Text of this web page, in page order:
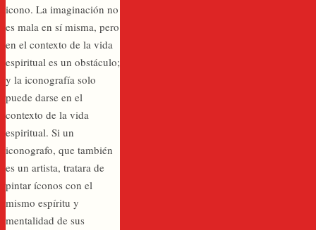
icono. La imaginación no
es mala en sí misma, pero
en el contexto de la vida
espiritual es un obstáculo;
y la iconografía solo
puede darse en el
contexto de la vida
espiritual. Si un
iconografo, que también
es un artista, tratara de
pintar íconos con el
mismo espíritu y
mentalidad de sus